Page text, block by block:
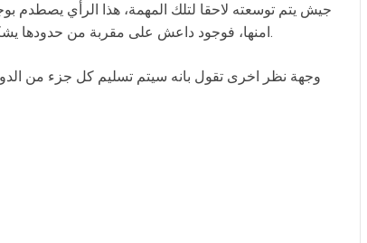
جيش يتم توسعته لاحقا لتلك المهمة، هذا الرأي يصطدم
امنها، فوجود داعش على مقربة من حدودها يشكل خطرا كبيرا حتى لو كان هؤلاء سيقاتلون أنصارالله.
وجهة نظر اخرى تقول بانه سيتم تسليم كل جزء من